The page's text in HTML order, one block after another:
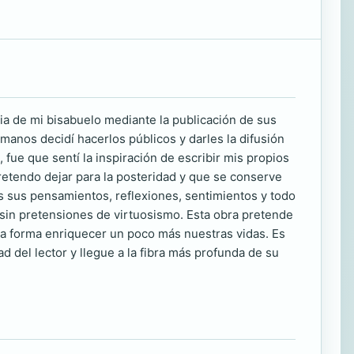
de mi bisabuelo mediante la publicación de sus
decidí hacerlos públicos y darles la difusión
que sentí la inspiración de escribir mis propios
dejar para la posteridad y que se conserve
sus pensamientos, reflexiones, sentimientos y todo
pretensiones de virtuosismo. Esta obra pretende
enriquecer un poco más nuestras vidas. Es
del lector y llegue a la fibra más profunda de su